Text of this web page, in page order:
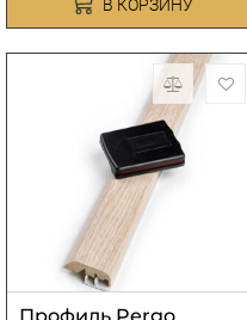
В КОРЗИНУ
Профиль Pergo